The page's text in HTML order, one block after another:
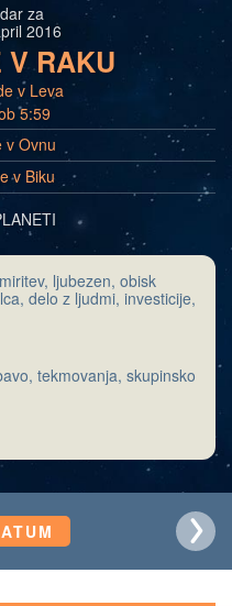
za
2016
V RAKU
v Leva
5:59
v Ovnu
v Biku
ljubezen, obisk
delo z ljudmi, investicije,
tekmovanja, skupinsko